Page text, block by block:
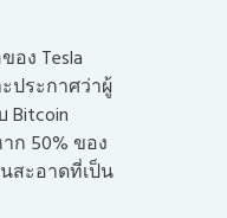
อง Tesla
ประกาศว่าผู้
Bitcoin
ก 50% ของ
สะอาดที่เป็น